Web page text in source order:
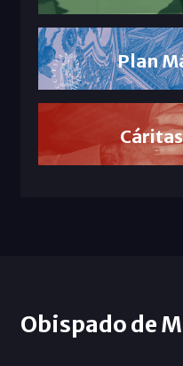
Plan
Obispado de